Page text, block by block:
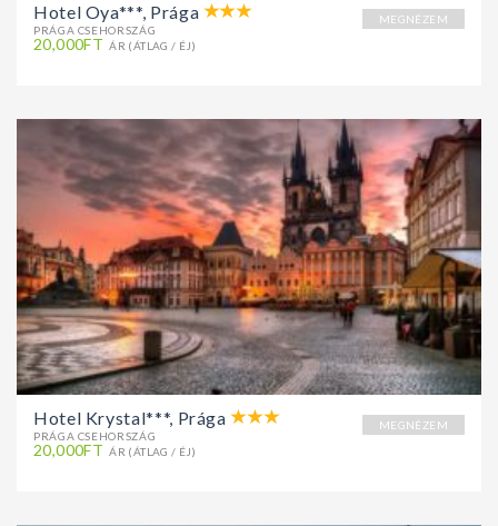
MEGNÉZEM
Hotel Oya***, Prága
PRÁGA CSEHORSZÁG
20,000FT ÁR (ÁTLAG / ÉJ)
MEGNÉZEM
Hotel Krystal***, Prága
PRÁGA CSEHORSZÁG
20,000FT ÁR (ÁTLAG / ÉJ)